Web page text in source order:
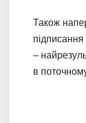
Також
підписання
–
в